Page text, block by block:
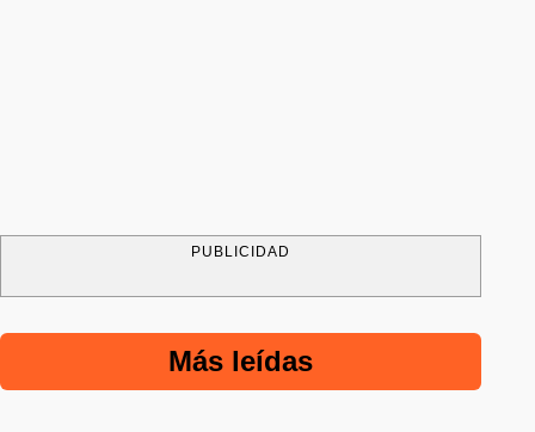
PUBLICIDAD
Más leídas